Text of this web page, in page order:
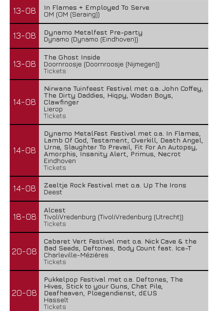
13-08
In Flames + Employed To Serve
OM (OM (Seraing))
13-08
Dynamo Metalfest Pre-party
Dynamo (Dynamo (Eindhoven))
13-08
The Ghost Inside
Doornroosje (Doornroosje (Nijmegen))
Tickets
14-08
Nirwana Tuinfeest Festival met o.a. John Coffey,
The Dirty Daddies, Hiqpy, Wodan Boys,
Clawfinger
Lierop
Tickets
14-08
Dynamo MetalFest Festival met o.a. In Flames,
Lamb Of God, Testament, Overkill, Death Angel,
Urne, Slaughter To Prevail, Fit For An Autopsy,
Amorphis, Insanity Alert, Primus, Necrot
Eindhoven
Tickets
14-08
Zeeltje Rock Festival met o.a. Up The Irons
Deest
18-08
Alcest
TivoliVredenburg (TivoliVredenburg (Utrecht))
Tickets
20-08
Cabaret Vert Festival met o.a. Nick Cave & the
Bad Seeds, Deftones, Body Count feat. Ice-T
Charleville-Mézières
Tickets
20-08
Pukkelpop Festival met o.a. Deftones, The
Hives, Stick to your Guns, Chat Pile,
Deafheaven, Ploegendienst, dEUS
Hasselt
Tickets